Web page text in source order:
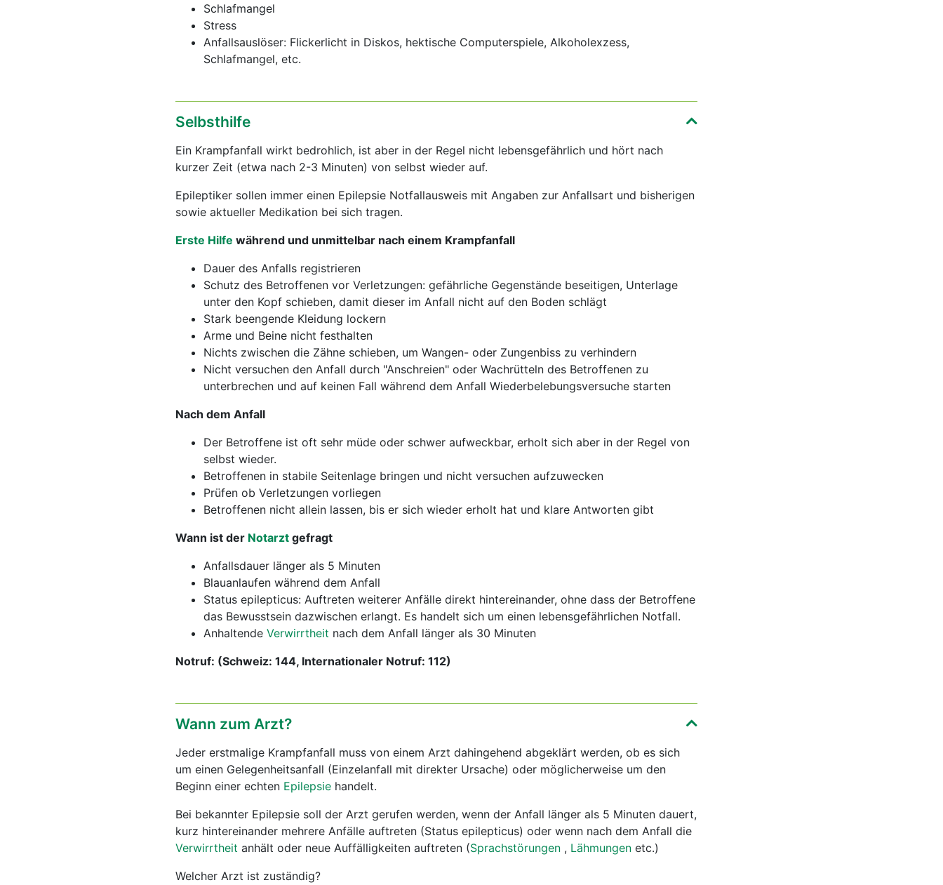
Schlafmangel
Stress
Anfallsauslöser: Flickerlicht in Diskos, hektische Computerspiele, Alkoholexzess,
Schlafmangel, etc.
Selbsthilfe
Ein Krampfanfall wirkt bedrohlich, ist aber in der Regel nicht lebensgefährlich und hört nach
kurzer Zeit (etwa nach 2-3 Minuten) von selbst wieder auf.
Epileptiker sollen immer einen Epilepsie Notfallausweis mit Angaben zur Anfallsart und bisherigen
sowie aktueller Medikation bei sich tragen.
Erste Hilfe während und unmittelbar nach einem Krampfanfall
Dauer des Anfalls registrieren
Schutz des Betroffenen vor Verletzungen: gefährliche Gegenstände beseitigen, Unterlage
unter den Kopf schieben, damit dieser im Anfall nicht auf den Boden schlägt
Stark beengende Kleidung lockern
Arme und Beine nicht festhalten
Nichts zwischen die Zähne schieben, um Wangen- oder Zungenbiss zu verhindern
Nicht versuchen den Anfall durch "Anschreien" oder Wachrütteln des Betroffenen zu
unterbrechen und auf keinen Fall während dem Anfall Wiederbelebungsversuche starten
Nach dem Anfall
Der Betroffene ist oft sehr müde oder schwer aufweckbar, erholt sich aber in der Regel von
selbst wieder.
Betroffenen in stabile Seitenlage bringen und nicht versuchen aufzuwecken
Prüfen ob Verletzungen vorliegen
Betroffenen nicht allein lassen, bis er sich wieder erholt hat und klare Antworten gibt
Wann ist der Notarzt gefragt
Anfallsdauer länger als 5 Minuten
Blauanlaufen während dem Anfall
Status epilepticus: Auftreten weiterer Anfälle direkt hintereinander, ohne dass der Betroffene
das Bewusstsein dazwischen erlangt. Es handelt sich um einen lebensgefährlichen Notfall.
Anhaltende Verwirrtheit nach dem Anfall länger als 30 Minuten
Notruf: (Schweiz: 144, Internationaler Notruf: 112)
Wann zum Arzt?
Jeder erstmalige Krampfanfall muss von einem Arzt dahingehend abgeklärt werden, ob es sich
um einen Gelegenheitsanfall (Einzelanfall mit direkter Ursache) oder möglicherweise um den
Beginn einer echten Epilepsie handelt.
Bei bekannter Epilepsie soll der Arzt gerufen werden, wenn der Anfall länger als 5 Minuten dauert,
kurz hintereinander mehrere Anfälle auftreten (Status epilepticus) oder wenn nach dem Anfall die
Verwirrtheit anhält oder neue Auffälligkeiten auftreten (Sprachstörungen , Lähmungen etc.)
Welcher Arzt ist zuständig?